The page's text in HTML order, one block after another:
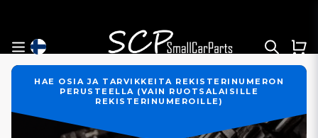
HAE OSIA JA TARVIKKEITA REKISTERINUMERON
PERUSTEELLA (VAIN RUOTSALAISILLE
REKISTERINUMEROILLE)